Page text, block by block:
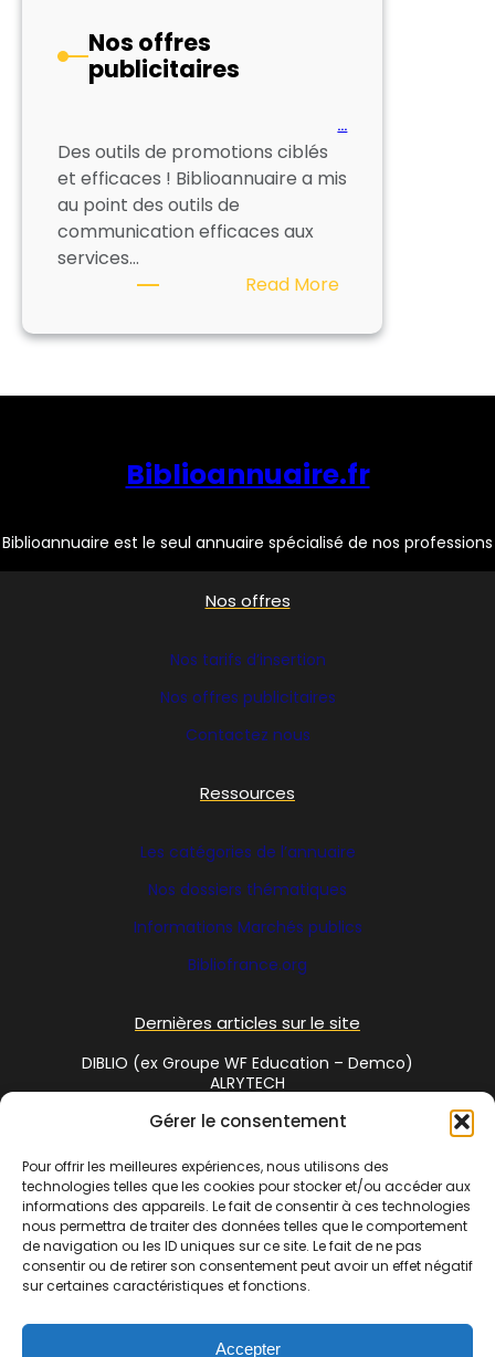
Gérer le consentement
Pour offrir les meilleures expériences, nous utilisons des
technologies telles que les cookies pour stocker et/ou accéder aux
informations des appareils. Le fait de consentir à ces technologies
nous permettra de traiter des données telles que le comportement
de navigation ou les ID uniques sur ce site. Le fait de ne pas
consentir ou de retirer son consentement peut avoir un effet négatif
sur certaines caractéristiques et fonctions.
Accepter
Nos offres
publicitaires
…
Des outils de promotions ciblés
et efficaces ! Biblioannuaire a mis
au point des outils de
communication efficaces aux
services…
Read More:
offres
Biblioannuaire.fr
Biblioannuaire est le seul annuaire spécialisé de nos professions
Nos offres
Nos tarifs d’insertion
Nos offres publicitaires
Contactez nous
Ressources
Les catégories de l’annuaire
Nos dossiers thématiques
Informations Marchés publics
Bibliofrance.org
Dernières articles sur le site
DIBLIO (ex Groupe WF Education – Demco)
ALRYTECH
Social Media
Twitter
Cet annuaire est une réalisation deBibliofrance.org, site
coopératif de bibliothécaires | La commercialisation de cet
espace est assuré parwww.bibliosud.org Association Loi 1901
enregistrée sous le RNA N° W342002610 – N° Siret 838 720 191